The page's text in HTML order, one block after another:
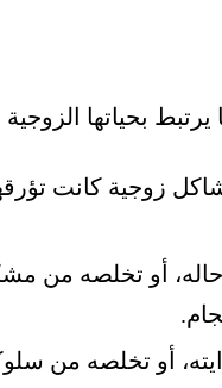
يرتبط بحياتها الزوجية
زوجية كانت
أو تخلصه من
أو تخلصه من